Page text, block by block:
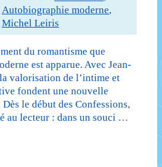
Autobiographie moderne,
Michel Leiris
du romantisme que
est apparue. Avec Jean-
valorisation de l’intime et
fondent une nouvelle
le début des Confessions,
au lecteur : dans un souci …